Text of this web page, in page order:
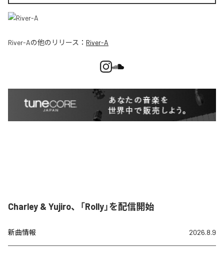
River-Aの他のリリース： River-A
Charley & Yujiro、「Rolly」を配信開始
新曲情報 2026.8.9